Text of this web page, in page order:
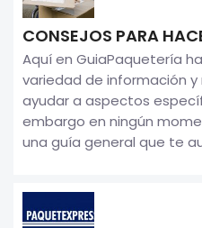
CONSEJOS PARA
Aquí en GuiaPaquetería
variedad de información
ayudar a aspectos
embargo en ningún
una guía general que te